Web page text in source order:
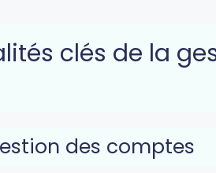
clés de la
des comptes